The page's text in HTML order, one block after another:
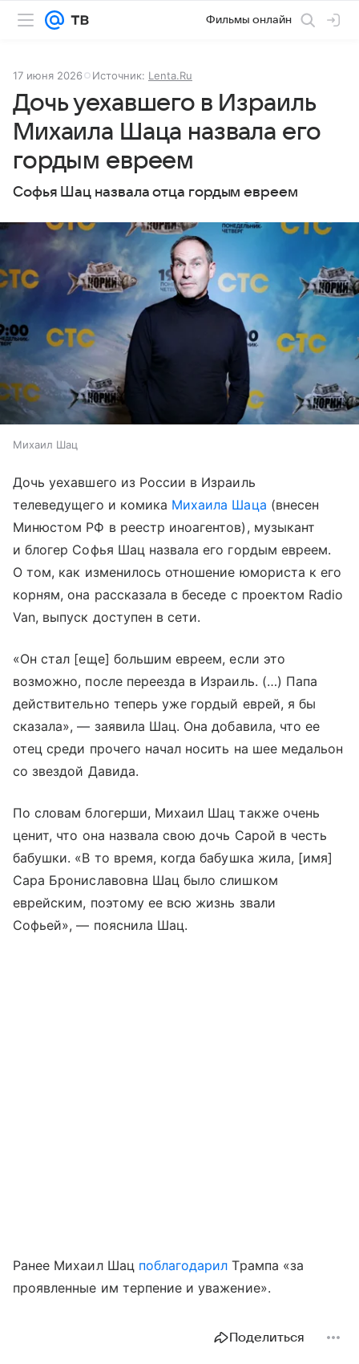
Фильмы онлайн
17 июня 2026 Источник: Lenta.Ru
Дочь уехавшего в Израиль
Михаила Шаца назвала его
гордым евреем
Софья Шац назвала отца гордым евреем
Михаил Шац
Дочь уехавшего из России в Израиль
телеведущего и комика Михаила Шаца (внесен
Минюстом РФ в реестр иноагентов), музыкант
и блогер Софья Шац назвала его гордым евреем.
О том, как изменилось отношение юмориста к его
корням, она рассказала в беседе с проектом Radio
Van, выпуск доступен в сети.
«Он стал [еще] большим евреем, если это
возможно, после переезда в Израиль. (…) Папа
действительно теперь уже гордый еврей, я бы
сказала», — заявила Шац. Она добавила, что ее
отец среди прочего начал носить на шее медальон
со звездой Давида.
По словам блогерши, Михаил Шац также очень
ценит, что она назвала свою дочь Сарой в честь
бабушки. «В то время, когда бабушка жила, [имя]
Сара Брониславовна Шац было слишком
еврейским, поэтому ее всю жизнь звали
Софьей», — пояснила Шац.
Ранее Михаил Шац поблагодарил Трампа «за
проявленные им терпение и уважение».
Поделиться